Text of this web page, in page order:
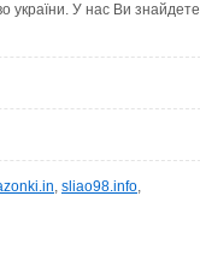
україни. У нас Ви знайдете
, sliao98.info,